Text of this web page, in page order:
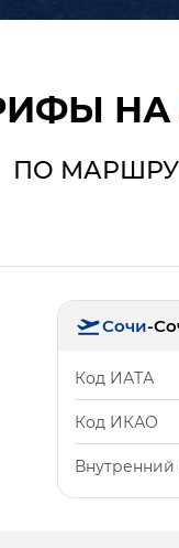
НА
ПО
Сочи-
Код ИАТА
Код ИКАО
Внутренний